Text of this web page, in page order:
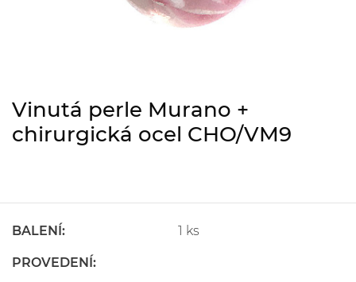
Vinutá perle Murano +
chirurgická ocel CHO/VM9
BALENÍ: 1 ks
PROVEDENÍ: